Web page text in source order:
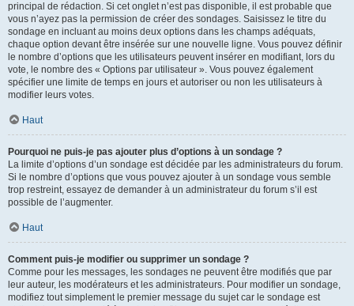
principal de rédaction. Si cet onglet n’est pas disponible, il est probable que
vous n’ayez pas la permission de créer des sondages. Saisissez le titre du
sondage en incluant au moins deux options dans les champs adéquats,
chaque option devant être insérée sur une nouvelle ligne. Vous pouvez définir
le nombre d’options que les utilisateurs peuvent insérer en modifiant, lors du
vote, le nombre des « Options par utilisateur ». Vous pouvez également
spécifier une limite de temps en jours et autoriser ou non les utilisateurs à
modifier leurs votes.
Haut
Pourquoi ne puis-je pas ajouter plus d’options à un sondage ?
La limite d’options d’un sondage est décidée par les administrateurs du forum.
Si le nombre d’options que vous pouvez ajouter à un sondage vous semble
trop restreint, essayez de demander à un administrateur du forum s’il est
possible de l’augmenter.
Haut
Comment puis-je modifier ou supprimer un sondage ?
Comme pour les messages, les sondages ne peuvent être modifiés que par
leur auteur, les modérateurs et les administrateurs. Pour modifier un sondage,
modifiez tout simplement le premier message du sujet car le sondage est